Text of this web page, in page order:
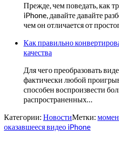
Прежде, чем поведать, как
iPhone, давайте давайте
чем он отличается от
Как правильно
качества
Для чего преобразовать
фактически любой
способен воспроизвести
распространенных…
Категории: НовостиМетки:
оказавшееся видео iPhone